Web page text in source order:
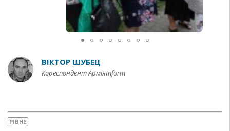
ВІКТОР ШУБЕЦ
Кореспондент АрміяInform
РІВНЕ